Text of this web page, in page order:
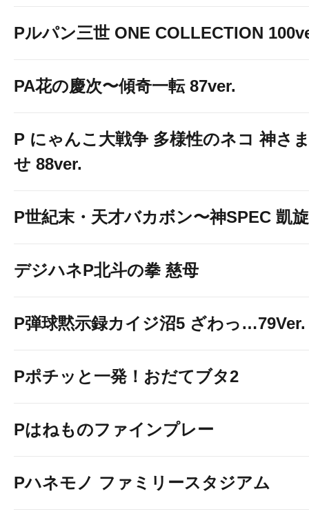
Pルパン三世 ONE COLLECTION
PA花の慶次〜傾奇一転 87ver.
P にゃんこ大戦争 多様性のネコ 神さ
せ 88ver.
P世紀末・天才バカボン〜神SPEC 凱
デジハネP北斗の拳 慈母
P弾球黙示録カイジ沼5 ざわっ…79Ver.
Pポチッと一発！おだてブタ2
Pはねものファインプレー
Pハネモノ ファミリースタジアム